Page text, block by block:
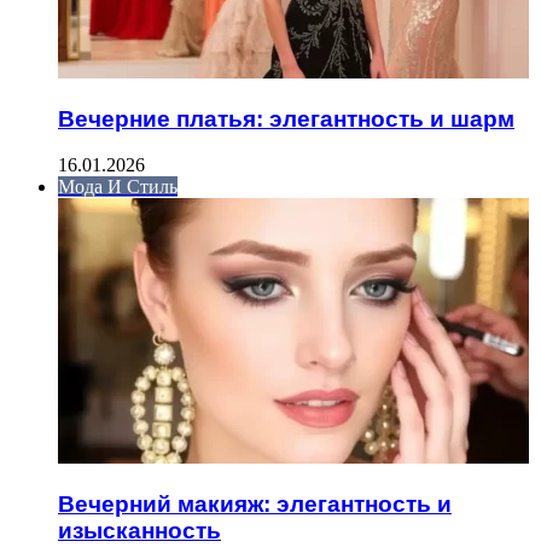
Вечерние платья: элегантность и шарм
16.01.2026
Мода И Стиль
Вечерний макияж: элегантность и
изысканность